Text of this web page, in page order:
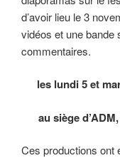
d’avoir lieu le 3
vidéos et une bande
commentaires.
les lundi 5 et
au siège
Ces productions ont